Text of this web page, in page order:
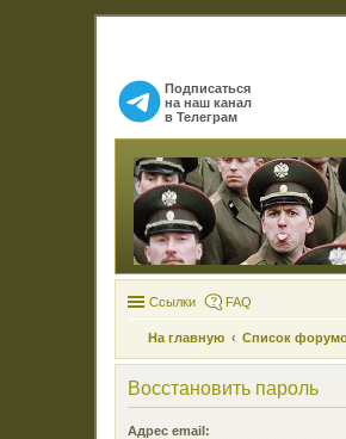
Подписаться
на наш канал
в Телеграм
Ссылки FAQ
На главную Список
Восстановить пароль
Адрес email: